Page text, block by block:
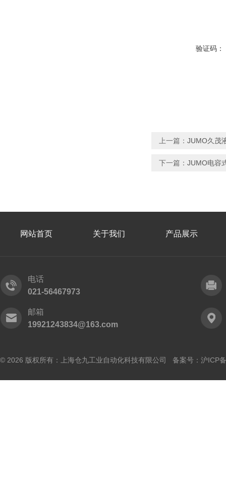
验证码：
上一篇： JUMO久茂
下一篇： JUMO电容
网站首页 关于我们 产品展示
电话
021-56467973
邮箱
19921243834@163.com
© 2026 版权所有：上海仓九工业自动化科技有限公司 备案号： 沪ICP